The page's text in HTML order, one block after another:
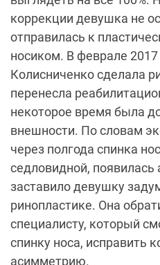
коррекции девушка не
отправилась к
носиком. В феврале 2017
Колисниченко сделала
перенесла
некоторое время была
внешности. По словам
через полгода спинка
седловидной, появилась
заставило девушку
ринопластике. Она
специалисту, который
спинку носа, исправить
асимметрию.